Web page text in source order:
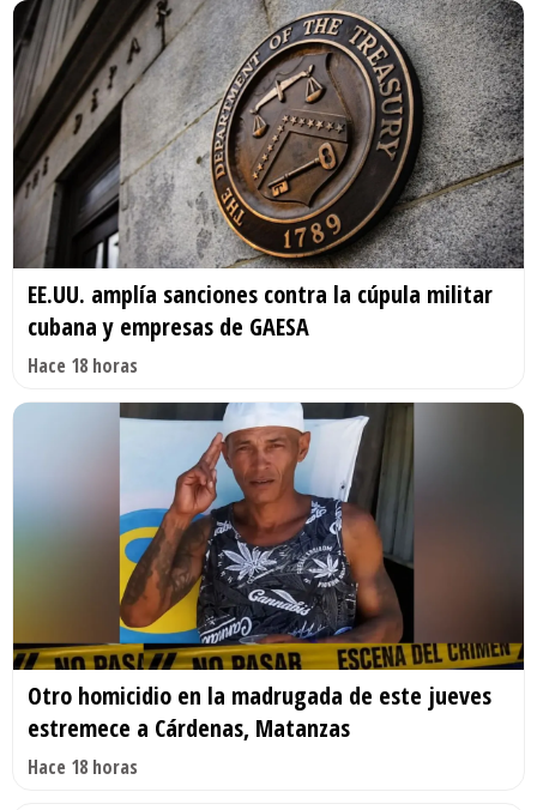
EE.UU. amplía sanciones contra la cúpula militar
cubana y empresas de GAESA
Hace 18 horas
Otro homicidio en la madrugada de este jueves
estremece a Cárdenas, Matanzas
Hace 18 horas